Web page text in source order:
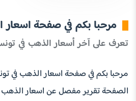
مرحبا بكم في صفحة اسعار
تعرف على آخر أسعار الذهب في
مرحبا بكم في صفحة اسعار الذهب في
الصفحة تقرير مفصل عن اسعار الذهب